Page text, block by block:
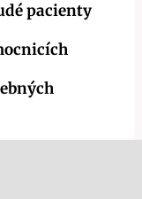
pacienty